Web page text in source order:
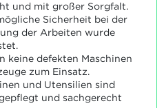
und mit großer Sorgfalt.
Sicherheit bei der
der Arbeiten wurde
keine defekten Maschinen
zum Einsatz.
und Utensilien sind
und sachgerecht